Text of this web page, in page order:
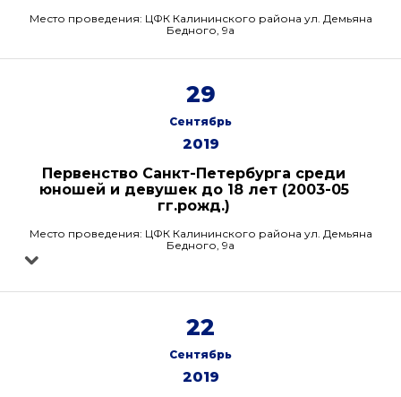
Место проведения: ЦФК Калининского района ул. Демьяна
Бедного, 9а
29
Сентябрь
2019
Первенство Санкт-Петербурга среди
юношей и девушек до 18 лет (2003-05
гг.рожд.)
Место проведения: ЦФК Калининского района ул. Демьяна
Бедного, 9а
22
Сентябрь
2019